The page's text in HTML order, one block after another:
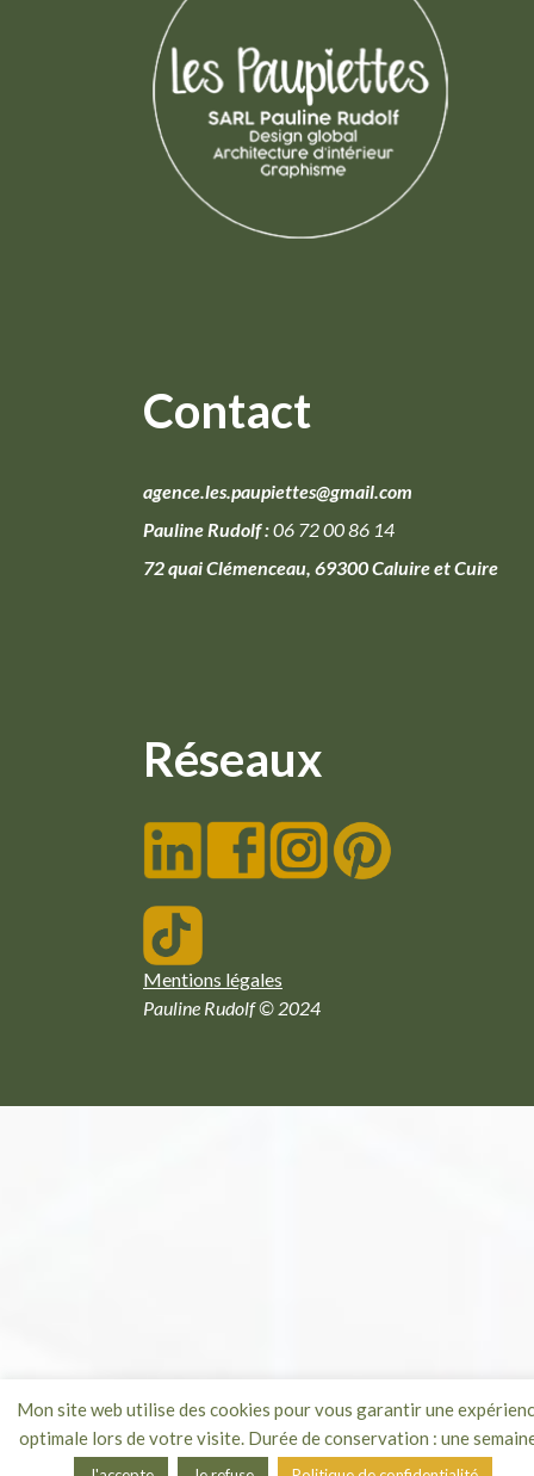
Mon site web utilise des cookies pour vous garantir une
optimale lors de votre visite. Durée de conservation : une
Contact
agence.les.paupiettes@gmail.com
Pauline Rudolf :06 72 00 86 14
72 quai Clémenceau, 69300 Caluire et Cuire
Réseaux
Mentions légales
Pauline Rudolf © 2024